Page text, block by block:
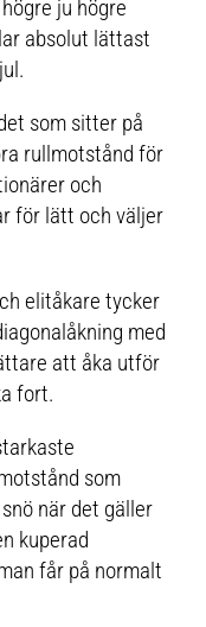
ju högre
absolut lättast
som sitter på
rullmotstånd för
och
för lätt och väljer
elitåkare tycker
med
att åka utför
fort.
som
när det gäller
kuperad
får på normalt